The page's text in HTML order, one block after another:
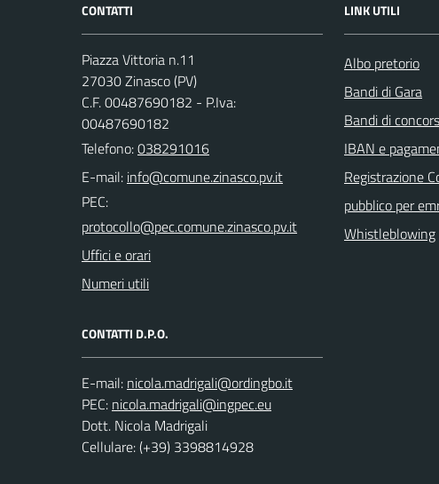
CONTATTI
Piazza Vittoria n.11
27030 Zinasco (PV)
C.F. 00487690182 - P.Iva:
00487690182
Telefono:038291016
E-mail:
PEC:
Uffici e orari
Numeri utili
CONTATTI D.P.O.
E-mail:
PEC:
Dott. Nicola Madrigali
Cellulare: (+39) 3398814928
LINK UTILI
Albo pretorio
Bandi di Gara
Bandi di
IBAN e
Registrazione
pubblico per
Whistleblowing